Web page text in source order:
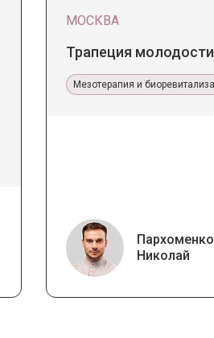
МОСКВА
Трапеция молодости
Мезотерапия и
Пархоменко
Николай